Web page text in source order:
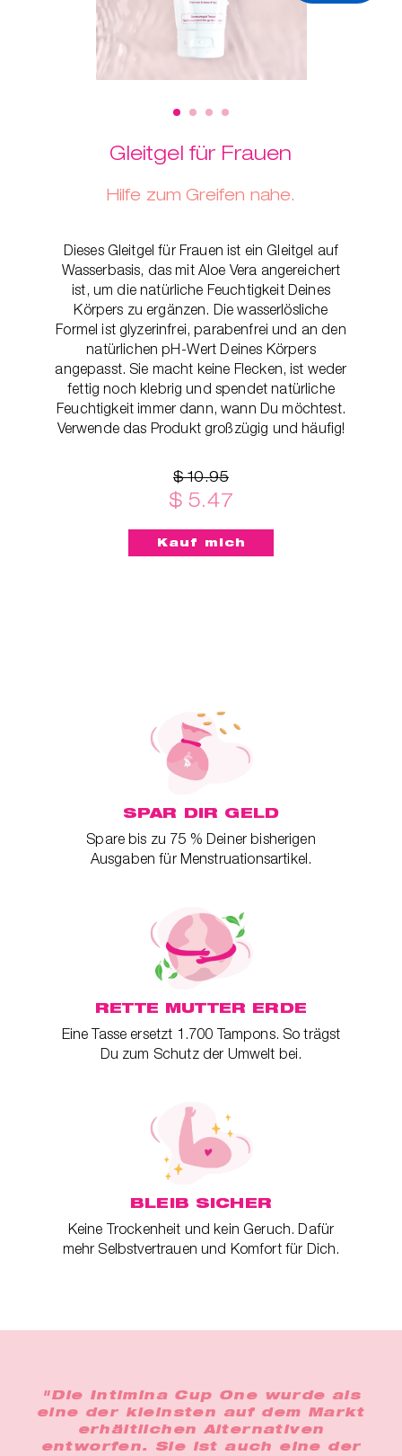
Gleitgel für Frauen
Hilfe zum Greifen nahe.
Dieses Gleitgel für Frauen ist ein Gleitgel auf
Wasserbasis, das mit Aloe Vera angereichert
ist, um die natürliche Feuchtigkeit Deines
Körpers zu ergänzen. Die wasserlösliche
Formel ist glyzerinfrei, parabenfrei und an den
natürlichen pH-Wert Deines Körpers
angepasst. Sie macht keine Flecken, ist weder
fettig noch klebrig und spendet natürliche
Feuchtigkeit immer dann, wann Du möchtest.
Verwende das Produkt großzügig und häufig!
$ 10.95
$ 5.47
SPAR DIR GELD
Spare bis zu 75 % Deiner bisherigen
Ausgaben für Menstruationsartikel.
RETTE MUTTER ERDE
Eine Tasse ersetzt 1.700 Tampons. So trägst
Du zum Schutz der Umwelt bei.
BLEIB SICHER
Keine Trockenheit und kein Geruch. Dafür
mehr Selbstvertrauen und Komfort für Dich.
"Die Intimina Cup One wurde als
eine der kleinsten auf dem Markt
erhältlichen Alternativen
entworfen. Sie ist auch eine der